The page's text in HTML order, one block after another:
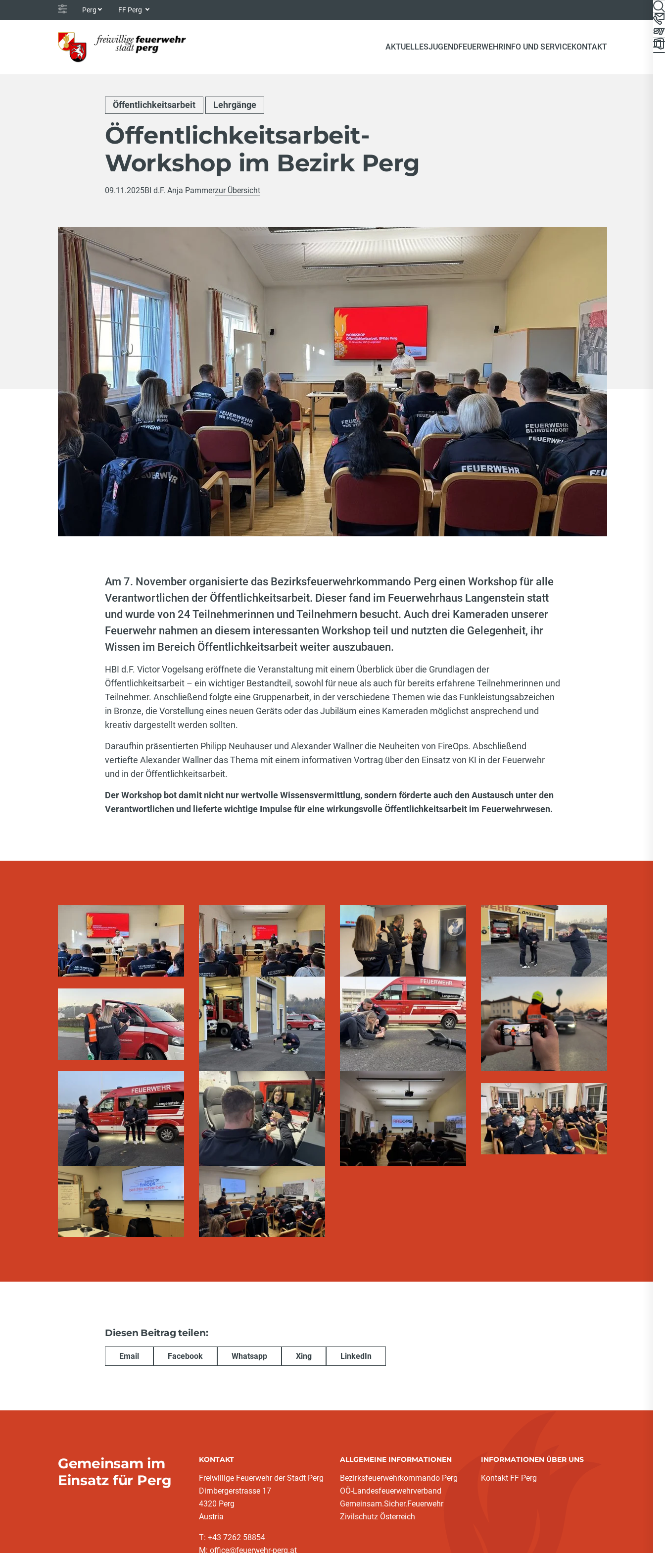
Perg FF Perg
AKTUELLESJUGENDFEUERWEHRINFO UND SERVICEKONTAKT
Öffentlichkeitsarbeit Lehrgänge
Öffentlichkeitsarbeit-
Workshop im Bezirk Perg
09.11.2025BI d.F. Anja Pammerzur Übersicht
Am 7. November organisierte das Bezirksfeuerwehrkommando Perg einen Workshop für alle
Verantwortlichen der Öffentlichkeitsarbeit. Dieser fand im Feuerwehrhaus Langenstein statt
und wurde von 24 Teilnehmerinnen und Teilnehmern besucht. Auch drei Kameraden unserer
Feuerwehr nahmen an diesem interessanten Workshop teil und nutzten die Gelegenheit, ihr
Wissen im Bereich Öffentlichkeitsarbeit weiter auszubauen.
HBI d.F. Victor Vogelsang eröffnete die Veranstaltung mit einem Überblick über die Grundlagen der
Öffentlichkeitsarbeit – ein wichtiger Bestandteil, sowohl für neue als auch für bereits erfahrene Teilnehmerinnen und
Teilnehmer. Anschließend folgte eine Gruppenarbeit, in der verschiedene Themen wie das Funkleistungsabzeichen
in Bronze, die Vorstellung eines neuen Geräts oder das Jubiläum eines Kameraden möglichst ansprechend und
kreativ dargestellt werden sollten.
Daraufhin präsentierten Philipp Neuhauser und Alexander Wallner die Neuheiten von FireOps. Abschließend
vertiefte Alexander Wallner das Thema mit einem informativen Vortrag über den Einsatz von KI in der Feuerwehr
und in der Öffentlichkeitsarbeit.
Der Workshop bot damit nicht nur wertvolle Wissensvermittlung, sondern förderte auch den Austausch unter den
Verantwortlichen und lieferte wichtige Impulse für eine wirkungsvolle Öffentlichkeitsarbeit im Feuerwehrwesen.
Diesen Beitrag teilen:
Email Facebook Whatsapp Xing LinkedIn
Gemeinsam im
Einsatz für Perg
KONTAKT
Freiwillige Feuerwehr der Stadt Perg
Dirnbergerstrasse 17
4320 Perg
Austria
T: +43 7262 58854
M: office@feuerwehr-perg.at
ALLGEMEINE INFORMATIONEN
Bezirksfeuerwehrkommando Perg
OÖ-Landesfeuerwehrverband
Gemeinsam.Sicher.Feuerwehr
Zivilschutz Österreich
INFORMATIONEN ÜBER UNS
Kontakt FF Perg